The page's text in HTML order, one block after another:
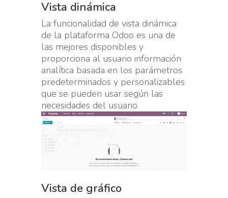
Vista dinámica
La funcionalidad de vista dinámica
de la plataforma Odoo es una de
las mejores disponibles y
proporciona al usuario información
analítica basada en los parámetros
predeterminados y personalizables
que se pueden usar según las
necesidades del usuario.
Vista de gráfico